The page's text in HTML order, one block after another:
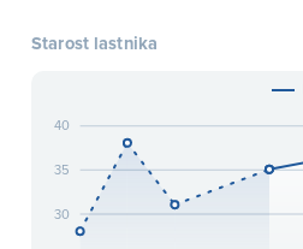
Starost lastnika
30
35
40